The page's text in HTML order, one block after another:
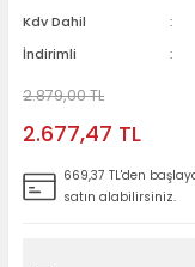
Kdv Dahil
İndirimli
2.879,00 TL
2.677,47 TL
669,37 TL'den
satın alabilirsiniz.